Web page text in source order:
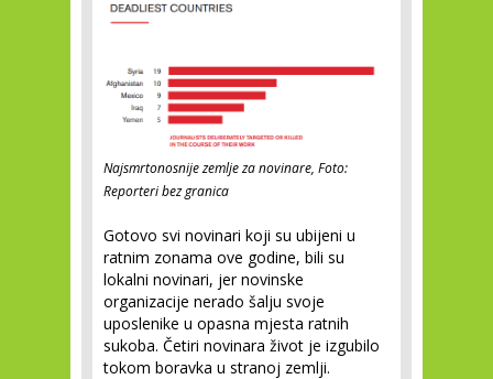
Najsmrtonosnije zemlje za novinare, Foto:
Reporteri bez granica
Gotovo svi novinari koji su ubijeni u
ratnim zonama ove godine, bili su
lokalni novinari, jer novinske
organizacije nerado šalju svoje
uposlenike u opasna mjesta ratnih
sukoba. Četiri novinara život je izgubilo
tokom boravka u stranoj zemlji.